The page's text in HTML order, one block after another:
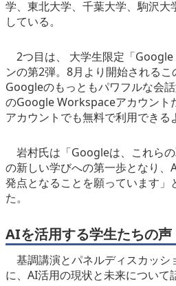
学、東北大学、千葉大学、駒沢大
している。
2つ目は、 大学生限定「
ンの第2弾。8月より開始されるこ
Googleのもっともパワフルな会
のGoogle Workspaceアカウント
アカウントでも無料で利用できる
岩村氏は「Googleは、これら
の新しい学びへの第一歩となり、
発点となることを願っています」
た。
AIを活用する学生たちの声
基調講演とパネルディスカッシ
に、AI活用の現状と未来について